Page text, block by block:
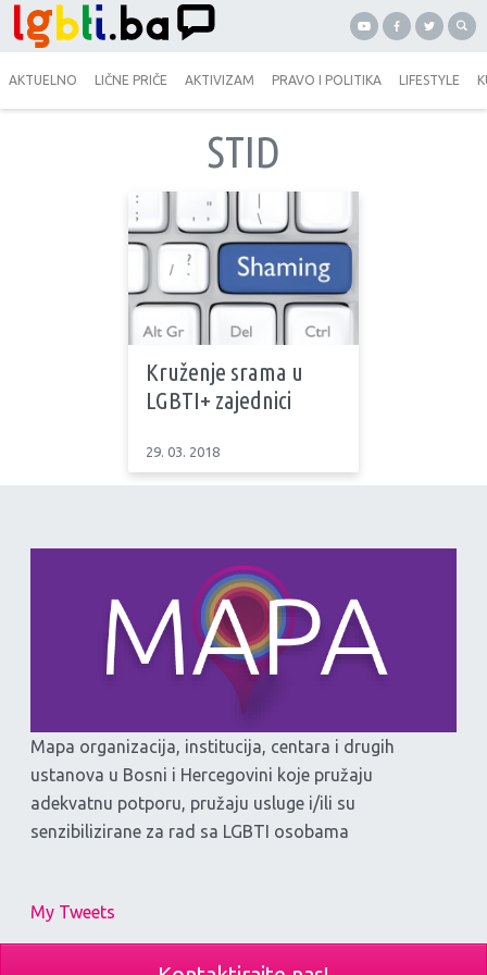
AKTUELNO LIČNE PRIČE AKTIVIZAM PRAVO I POLITIKA LIFESTYLE
STID
Kruženje srama u
LGBTI+ zajednici
29. 03. 2018
Mapa organizacija, institucija, centara i drugih
ustanova u Bosni i Hercegovini koje pružaju
adekvatnu potporu, pružaju usluge i/ili su
senzibilizirane za rad sa LGBTI osobama
My Tweets